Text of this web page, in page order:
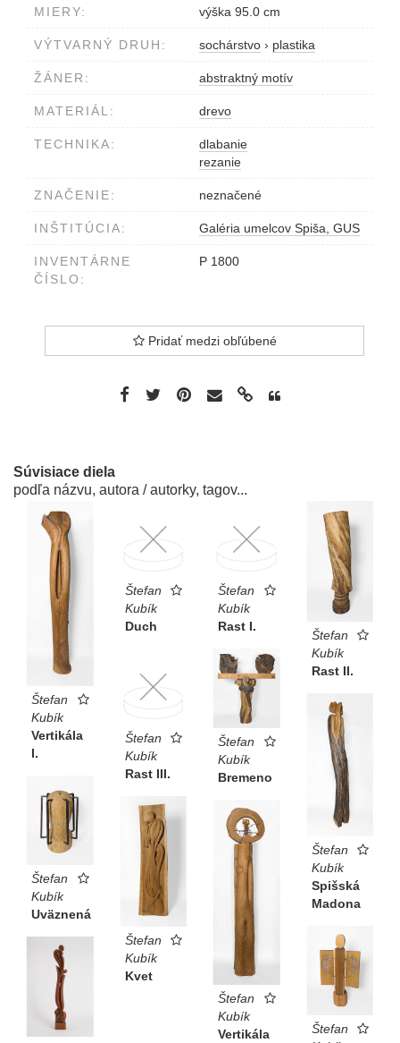
MIERY: výška 95.0 cm
VÝTVARNÝ DRUH: sochárstvo › plastika
ŽÁNER: abstraktný motív
MATERIÁL: drevo
TECHNIKA:
dlabanie
rezanie
ZNAČENIE: neznačené
INŠTITÚCIA: Galéria umelcov Spiša, GUS
INVENTÁRNE
ČÍSLO:
P 1800
Pridať medzi obľúbené
Súvisiace diela
podľa názvu, autora / autorky, tagov...
Štefan
Kubík
Vertikála
I.
Štefan
Kubík
Duch
Štefan
Kubík
Rast I.
Štefan
Kubík
Rast II.
Štefan
Kubík
Rast III.
Štefan
Kubík
Bremeno
Štefan
Kubík
Spišská
Madona
Štefan
Kubík
Uväznená
Štefan
Kubík
Kvet
Štefan
Kubík
Vertikála
Štefan